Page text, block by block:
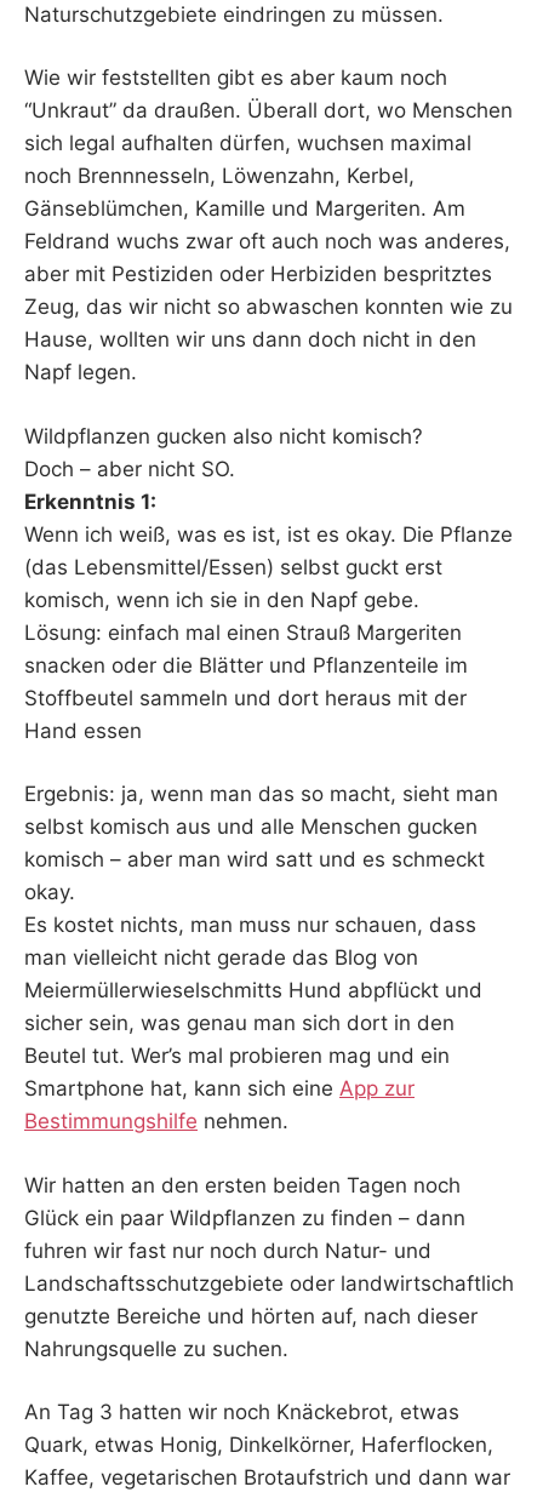
Naturschutzgebiete eindringen zu müssen.
Wie wir feststellten gibt es aber kaum noch
“Unkraut” da draußen. Überall dort, wo Menschen
sich legal aufhalten dürfen, wuchsen maximal
noch Brennnesseln, Löwenzahn, Kerbel,
Gänseblümchen, Kamille und Margeriten. Am
Feldrand wuchs zwar oft auch noch was anderes,
aber mit Pestiziden oder Herbiziden bespritztes
Zeug, das wir nicht so abwaschen konnten wie zu
Hause, wollten wir uns dann doch nicht in den
Napf legen.
Wildpflanzen gucken also nicht komisch?
Doch – aber nicht SO.
Erkenntnis 1:
Wenn ich weiß, was es ist, ist es okay. Die Pflanze
(das Lebensmittel/Essen) selbst guckt erst
komisch, wenn ich sie in den Napf gebe.
Lösung: einfach mal einen Strauß Margeriten
snacken oder die Blätter und Pflanzenteile im
Stoffbeutel sammeln und dort heraus mit der
Hand essen
Ergebnis: ja, wenn man das so macht, sieht man
selbst komisch aus und alle Menschen gucken
komisch – aber man wird satt und es schmeckt
okay.
Es kostet nichts, man muss nur schauen, dass
man vielleicht nicht gerade das Blog von
Meiermüllerwieselschmitts Hund abpflückt und
sicher sein, was genau man sich dort in den
Beutel tut. Wer’s mal probieren mag und ein
Smartphone hat, kann sich eine App zur
Bestimmungshilfe nehmen.
Wir hatten an den ersten beiden Tagen noch
Glück ein paar Wildpflanzen zu finden – dann
fuhren wir fast nur noch durch Natur- und
Landschaftsschutzgebiete oder landwirtschaftlich
genutzte Bereiche und hörten auf, nach dieser
Nahrungsquelle zu suchen.
An Tag 3 hatten wir noch Knäckebrot, etwas
Quark, etwas Honig, Dinkelkörner, Haferflocken,
Kaffee, vegetarischen Brotaufstrich und dann war